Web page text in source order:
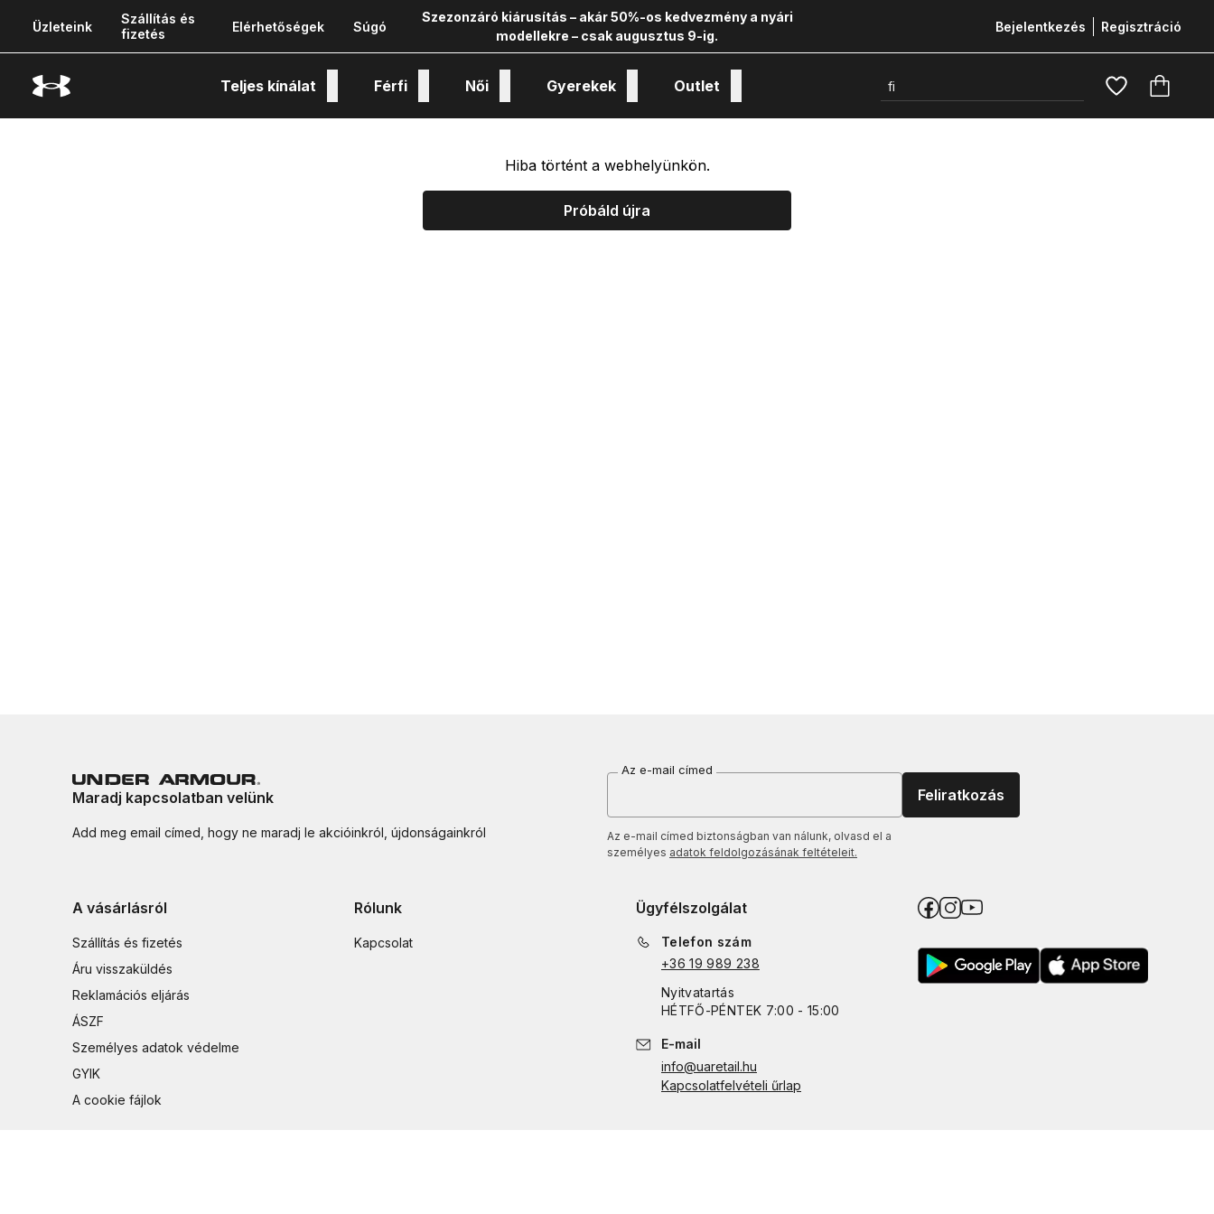
Üzleteink
Szállítás és
fizetés
Elérhetőségek Súgó
Szezonzáró kiárusítás – akár 50%-os kedvezmény a nyári
modellekre – csak augusztus 9-ig.
Bejelentkezés Regisztráció
Teljes kínálat Férfi Női Gyerekek Outlet
Hiba történt a webhelyünkön.
Próbáld újra
Maradj kapcsolatban velünk
Add meg email címed, hogy ne maradj le akcióinkról, újdonságainkról
Az e-mail címed
Feliratkozás
Az e-mail címed biztonságban van nálunk, olvasd el a
személyes adatok feldolgozásának feltételeit.
A vásárlásról
Szállítás és fizetés
Áru visszaküldés
Reklamációs eljárás
ÁSZF
Személyes adatok védelme
GYIK
A cookie fájlok
Rólunk
Kapcsolat
Ügyfélszolgálat
Telefon szám
+36 19 989 238
Nyitvatartás
HÉTFŐ-PÉNTEK 7:00 - 15:00
E-mail
info@uaretail.hu
Kapcsolatfelvételi űrlap